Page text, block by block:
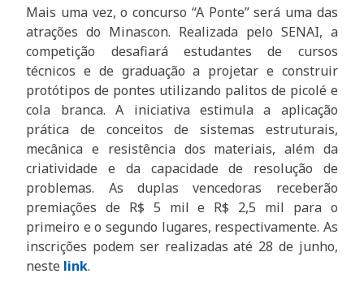
Mais uma vez, o concurso “A Ponte” será uma das
atrações do Minascon. Realizada pelo SENAI, a
competição desafiará estudantes de cursos
técnicos e de graduação a projetar e construir
protótipos de pontes utilizando palitos de picolé e
cola branca. A iniciativa estimula a aplicação
prática de conceitos de sistemas estruturais,
mecânica e resistência dos materiais, além da
criatividade e da capacidade de resolução de
problemas. As duplas vencedoras receberão
premiações de R$ 5 mil e R$ 2,5 mil para o
primeiro e o segundo lugares, respectivamente. As
inscrições podem ser realizadas até 28 de junho,
neste link.